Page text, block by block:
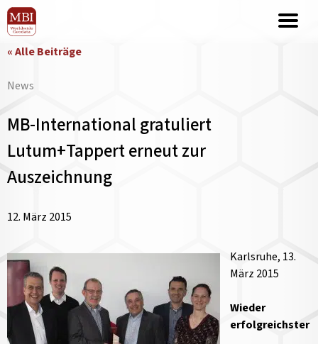
« Alle Beiträge
News
MB-International gratuliert
Lutum+Tappert erneut zur
Auszeichnung
12. März 2015
Karlsruhe, 13.
März 2015
Wieder
erfolgreichster